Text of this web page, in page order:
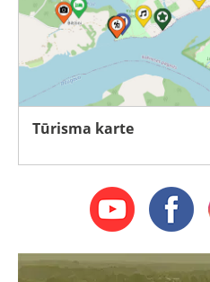
Tūrisma karte